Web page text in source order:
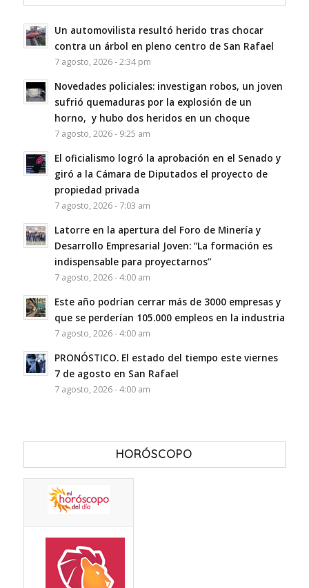
Un automovilista resultó herido tras chocar
contra un árbol en pleno centro de San Rafael
7 agosto, 2026 - 2:34 pm
Novedades policiales: investigan robos, un joven
sufrió quemaduras por la explosión de un
horno, y hubo dos heridos en un choque
7 agosto, 2026 - 9:25 am
El oficialismo logró la aprobación en el Senado y
giró a la Cámara de Diputados el proyecto de
propiedad privada
7 agosto, 2026 - 7:03 am
Latorre en la apertura del Foro de Minería y
Desarrollo Empresarial Joven: “La formación es
indispensable para proyectarnos”
7 agosto, 2026 - 4:00 am
Este año podrían cerrar más de 3000 empresas y
que se perderían 105.000 empleos en la industria
7 agosto, 2026 - 4:00 am
PRONÓSTICO. El estado del tiempo este viernes
7 de agosto en San Rafael
7 agosto, 2026 - 4:00 am
HORÓSCOPO